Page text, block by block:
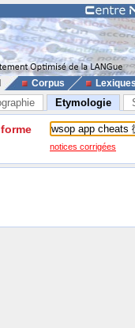
Corpus
Etymologie
notices corrigées